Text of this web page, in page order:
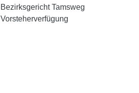
Bezirksgericht Tamsweg
Vorsteherverfügung